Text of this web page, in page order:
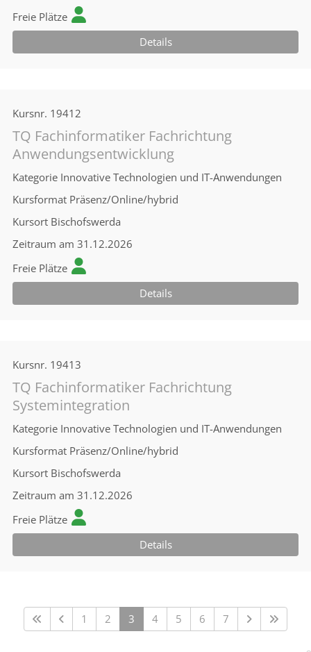
Freie Plätze
Details
Kursnr. 19412
TQ Fachinformatiker Fachrichtung
Anwendungsentwicklung
Kategorie Innovative Technologien und IT-Anwendungen
Kursformat Präsenz/Online/hybrid
Kursort Bischofswerda
Zeitraum am 31.12.2026
Freie Plätze
Details
Kursnr. 19413
TQ Fachinformatiker Fachrichtung
Systemintegration
Kategorie Innovative Technologien und IT-Anwendungen
Kursformat Präsenz/Online/hybrid
Kursort Bischofswerda
Zeitraum am 31.12.2026
Freie Plätze
Details
1 2 3 4 5 6 7